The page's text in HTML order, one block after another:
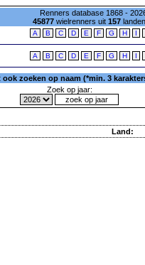
Renners database 1868 -
45877wielrenners uit 157
A B C D E F G H I
A B C D E F G H I
ook zoeken op naam (*min. 3
Zoek op jaar:
Land: